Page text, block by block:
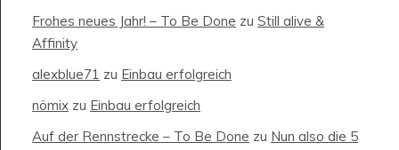
Frohes neues Jahr! – To Be Done zu Still alive &
Affinity
alexblue71 zu Einbau erfolgreich
nömix zu Einbau erfolgreich
Auf der Rennstrecke – To Be Done zu Nun also die 5